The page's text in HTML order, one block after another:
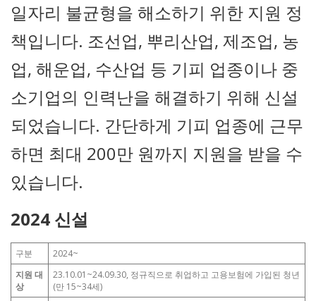
일자리 불균형을 해소하기 위한 지원 정
책입니다. 조선업, 뿌리산업, 제조업, 농
업, 해운업, 수산업 등 기피 업종이나 중
소기업의 인력난을 해결하기 위해 신설
되었습니다. 간단하게 기피 업종에 근무
하면 최대 200만 원까지 지원을 받을 수
있습니다.
2024 신설
구분
2024~
지원 대
상
23.10.01~24.09.30, 정규직으로 취업하고 고용보험에 가입된 청년
(만 15~34세)